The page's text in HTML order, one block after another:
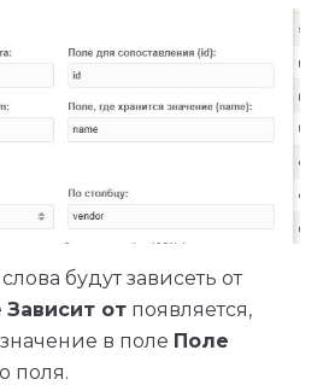
будут зависеть от
Зависит от появляется,
в поле Поле
поля.